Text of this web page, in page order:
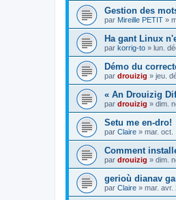
Gestion des
par Mireille PETIT »
Ha gant Linux
par korrig-to » lun.
Démo du
par drouizig » jeu.
« An Drouizig
par drouizig » dim.
Setu me en-dro!
par Claire » mar. oct.
Comment
par drouizig » dim.
gerioù dianav
par Claire » mar. avr.